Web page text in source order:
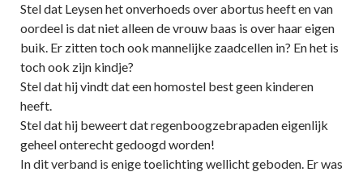
Stel dat Leysen het onverhoeds over abortus heeft en van
oordeel is dat niet alleen de vrouw baas is over haar eigen
buik. Er zitten toch ook mannelijke zaadcellen in? En het is
toch ook zijn kindje?
Stel dat hij vindt dat een homostel best geen kinderen
heeft.
Stel dat hij beweert dat regenboogzebrapaden eigenlijk
geheel onterecht gedoogd worden!
In dit verband is enige toelichting wellicht geboden. Er was